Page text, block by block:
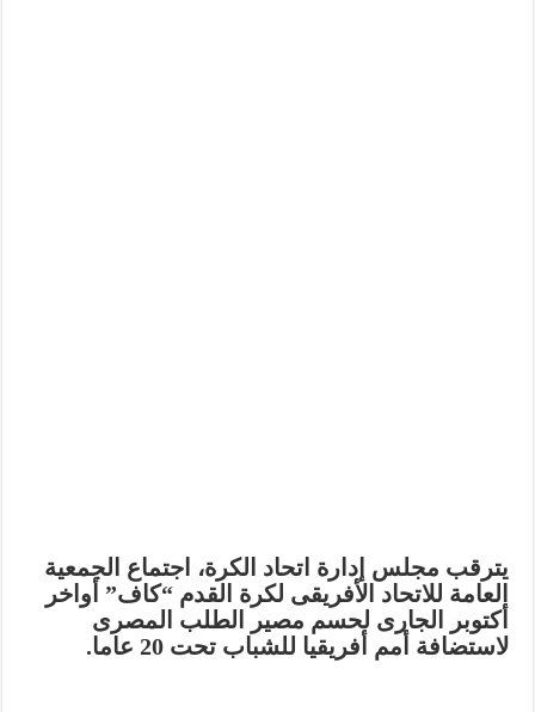
يترقب مجلس إدارة اتحاد الكرة، اجتماع الجمعية
العامة للاتحاد الأفريقى لكرة القدم “كاف” أواخر
أكتوبر الجارى لحسم مصير الطلب المصرى
لاستضافة أمم أفريقيا للشباب تحت 20 عاما.